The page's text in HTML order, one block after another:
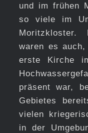
und im frühen
so viele im
Moritzkloster.
waren es
erste Kirche
präsent war,
Gebietes
vielen
in der